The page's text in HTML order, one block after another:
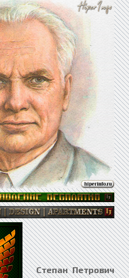
Степан Петрович